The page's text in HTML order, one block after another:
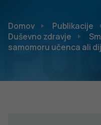
Domov Publikacije
Duševno zdravje
samomoru učenca ali